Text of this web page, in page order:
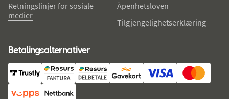
Retningslinjer for sosiale
medier
Åpenhetsloven
Tilgjengelighetserklæring
Betalingsalternativer